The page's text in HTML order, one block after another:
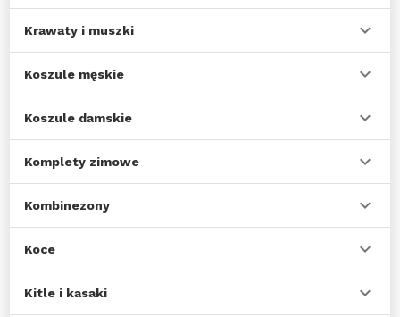
Krawaty i muszki
Koszule męskie
Koszule damskie
Komplety zimowe
Kombinezony
Koce
Kitle i kasaki